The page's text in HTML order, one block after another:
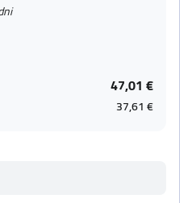
47,01 €
37,61 €